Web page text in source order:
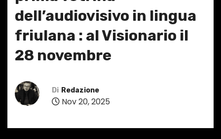
dell’audiovisivo in lingua
friulana : al Visionario il
28 novembre
Di Redazione
Nov 20, 2025